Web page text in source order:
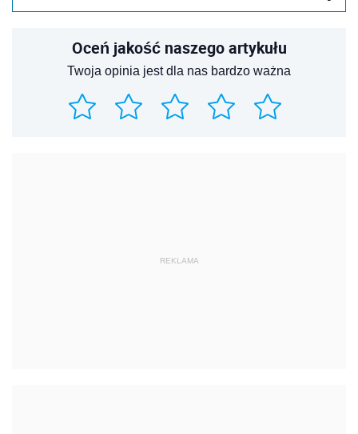
Oceń jakość naszego artykułu
Twoja opinia jest dla nas bardzo ważna
REKLAMA